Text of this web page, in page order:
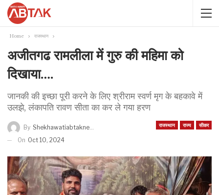
Home राजस्थान
अजीतगढ रामलीला में गुरु की महिमा को
दिखाया….
जानकी की इच्छा पूरी करने के लिए श्रीराम स्वर्ण मृग के बहकावे में
उलझे, लंकापति रावण सीता का कर ले गया हरण
राजस्थान राज्य सीकर
By Shekhawatiabtaknews
On Oct 10, 2024